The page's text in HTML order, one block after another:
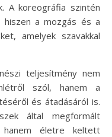
A koreográfia szintén
hiszen a mozgás és a
amelyek szavakkal
teljesítmény nem
szól, hanem a
és átadásáról is.
által megformált
hanem életre keltett